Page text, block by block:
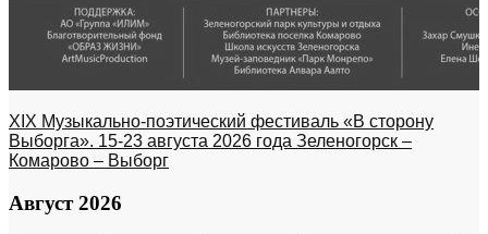
XIX Музыкально-поэтический фестиваль «В сторону
Выборга». 15-23 августа 2026 года Зеленогорск –
Комарово – Выборг
Август 2026